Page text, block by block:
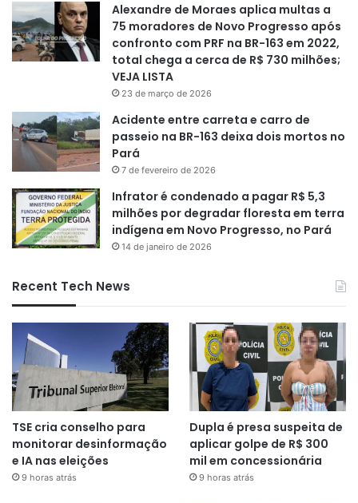
Alexandre de Moraes aplica multas a
75 moradores de Novo Progresso após
confronto com PRF na BR-163 em 2022,
total chega a cerca de R$ 730 milhões;
VEJA LISTA
23 de março de 2026
Acidente entre carreta e carro de
passeio na BR-163 deixa dois mortos no
Pará
7 de fevereiro de 2026
Infrator é condenado a pagar R$ 5,3
milhões por degradar floresta em terra
indígena em Novo Progresso, no Pará
14 de janeiro de 2026
Recent Tech News
TSE cria conselho para
monitorar desinformação
e IA nas eleições
9 horas atrás
Dupla é presa suspeita de
aplicar golpe de R$ 300
mil em concessionária
9 horas atrás